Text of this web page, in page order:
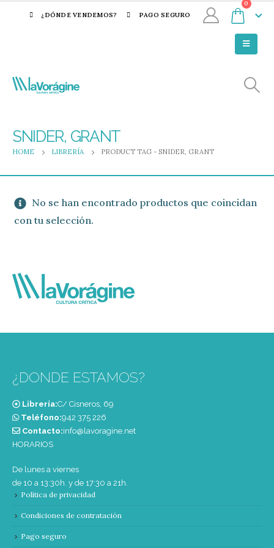
¿DÓNDE VENDEMOS? PAGO SEGURO
0
SNIDER, GRANT
HOME LIBRERÍA PRODUCT TAG - SNIDER, GRANT
No se han encontrado productos que coincidan
con tu selección.
¿DONDE ESTAMOS?
Librería:C/ Cisneros, 69
Teléfono:‭942 375 226‬
Contacto:info@lavoragine.net
HORARIOS
De lunes a viernes
de 10 a 13:30h. y de 17:30 a 21h.
Política de privacidad
Condiciones de contratación
Pago seguro